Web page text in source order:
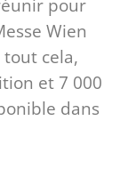
pour
Wien
cela,
et 7 000
dans